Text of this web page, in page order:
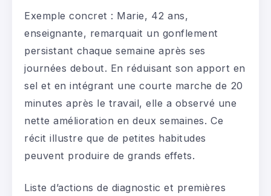
Exemple concret : Marie, 42 ans,
enseignante, remarquait un gonflement
persistant chaque semaine après ses
journées debout. En réduisant son apport en
sel et en intégrant une courte marche de 20
minutes après le travail, elle a observé une
nette amélioration en deux semaines. Ce
récit illustre que de petites habitudes
peuvent produire de grands effets.
Liste d’actions de diagnostic et premières